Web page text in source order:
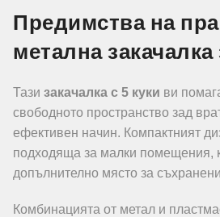
Предимства на
метална закачалка
Тази закачалка с 5 куки ви
свободното пространство зад
ефективен начин. Компактният
подходяща за малки помещения,
допълнително място за
Комбинацията от метал и